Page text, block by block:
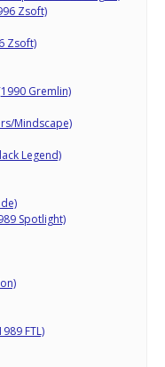
Zsoft)
Zsoft)
Gremlin)
Mindscape)
Legend)
Spotlight)
FTL)